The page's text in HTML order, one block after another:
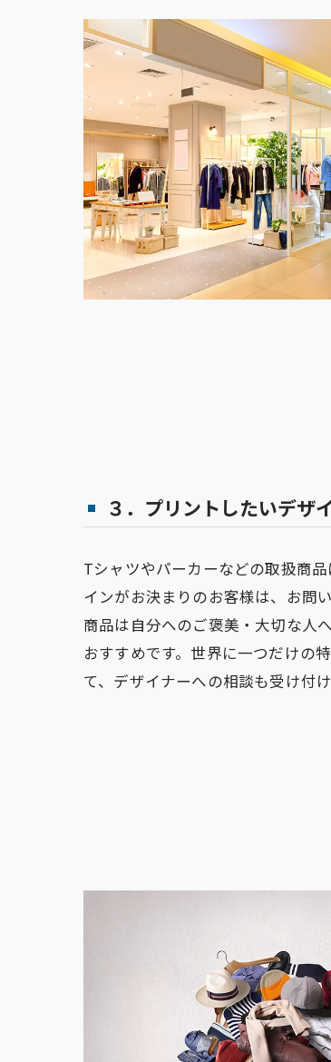
３．プリントしたいデザ
Tシャツやパーカーなどの取扱商
インがお決まりのお客様は、お問
商品は自分へのご褒美・大切な人
おすすめです。世界に一つだけの
て、デザイナーへの相談も受け付け